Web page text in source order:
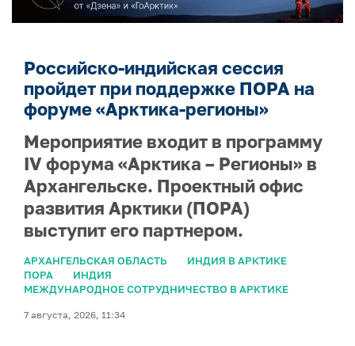
Российско-индийская сессия
пройдет при поддержке ПОРА на
форуме «Арктика-регионы»
Мероприятие входит в программу
IV форума «Арктика – Регионы» в
Архангельске. Проектный офис
развития Арктики (ПОРА)
выступит его партнером.
АРХАНГЕЛЬСКАЯ ОБЛАСТЬ
ИНДИЯ В АРКТИКЕ
ПОРА
ИНДИЯ
МЕЖДУНАРОДНОЕ СОТРУДНИЧЕСТВО В АРКТИКЕ
7 августа, 2026, 11:34